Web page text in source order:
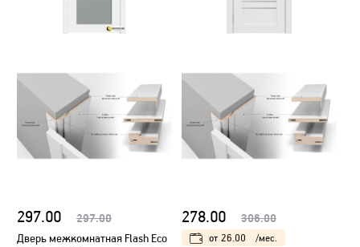
297.00 297.00
Дверь межкомнатная Flash Eco
278.00 306.00
от 26.00 /мес.